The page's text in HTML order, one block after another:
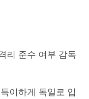
리 준수 여부 감독
이하게 독일로 입